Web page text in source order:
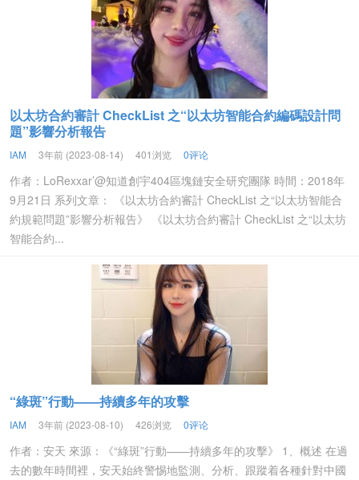
以太坊合約審計 CheckList 之“以太坊智能合約編碼設計問
題”影響分析報告
IAM 3年前 (2023-08-14) 401浏览 0评论
作者：LoRexxar’@知道創宇404區塊鏈安全研究團隊 時間：2018年
9月21日 系列文章： 《以太坊合約審計 CheckList 之“以太坊智能合
約規範問題”影響分析報告》 《以太坊合約審計 CheckList 之“以太坊
智能合約...
“綠斑”行動——持續多年的攻擊
IAM 3年前 (2023-08-10) 426浏览 0评论
作者：安天 來源：《“綠斑”行動——持續多年的攻擊》 1、概述 在過
去的數年時間裡，安天始終警惕地監測、分析、跟蹤着各種針對中國